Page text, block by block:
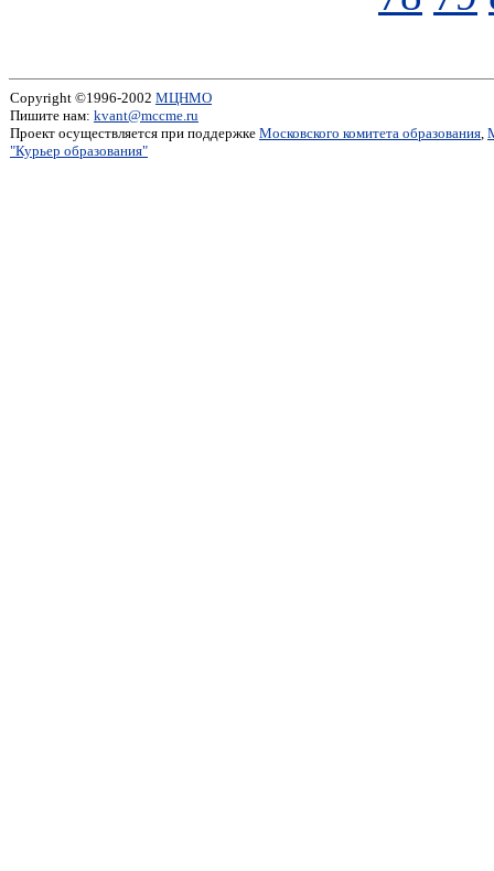
Copyright ©1996-2002 МЦНМО
Пишите нам: kvant@mccme.ru
Проект осуществляется при поддержке Московского комитета образования,
"Курьер образования"